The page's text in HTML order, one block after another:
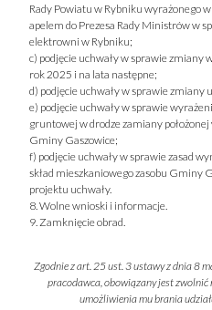
Rady Powiatu w Rybniku wyrażonego
apelem do Prezesa Rady Ministrów w
elektrowni w Rybniku;
c) podjęcie uchwały w sprawie zmiany
rok 2025 i na lata następne;
d) podjęcie uchwały w sprawie zmiany
e) podjęcie uchwały w sprawie
gruntowej w drodze zamiany
Gminy Gaszowice;
f) podjęcie uchwały w sprawie zasad
skład mieszkaniowego zasobu Gminy
projektu uchwały.
8. Wolne wnioski i informacje.
9. Zamknięcie obrad.
Zgodnie z art. 25 ust. 3 ustawy z dnia 8
pracodawca, obowiązany jest zwolnić
umożliwienia mu brania